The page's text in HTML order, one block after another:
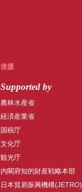
後援
Supported by
農林水産省
経済産業省
国税庁
文化庁
観光庁
内閣府知的財産戦略本部
日本貿易振興機構(JETRO)